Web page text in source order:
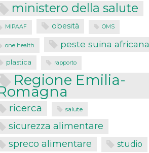
ministero della salute
MIPAAF obesità OMS
one health peste suina africana
plastica rapporto
Regione Emilia-
ricerca salute
sicurezza alimentare
spreco alimentare studio